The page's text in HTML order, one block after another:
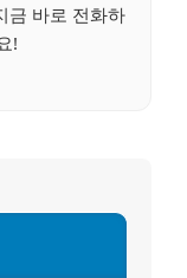
금 바로 전화하
!